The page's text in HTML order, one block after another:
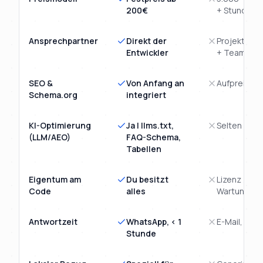
200€
+ Stunden
Ansprechpartner
Direkt der
Entwickler
+ Team
SEO &
Schema.org
Von Anfang an
integriert
Aufpreis-
KI-Optimierung
(LLM/AEO)
Ja | llms.txt,
FAQ-Schema,
Tabellen
Selten
Eigentum am
Code
Du besitzt
alles
Lizenz /
Antwortzeit
WhatsApp, < 1
Stunde
E-Mail, 1 - 3